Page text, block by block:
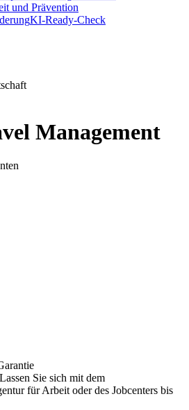
und Prävention
KI-Ready-Check
Management
Sie sich mit dem
für Arbeit oder des Jobcenters bis